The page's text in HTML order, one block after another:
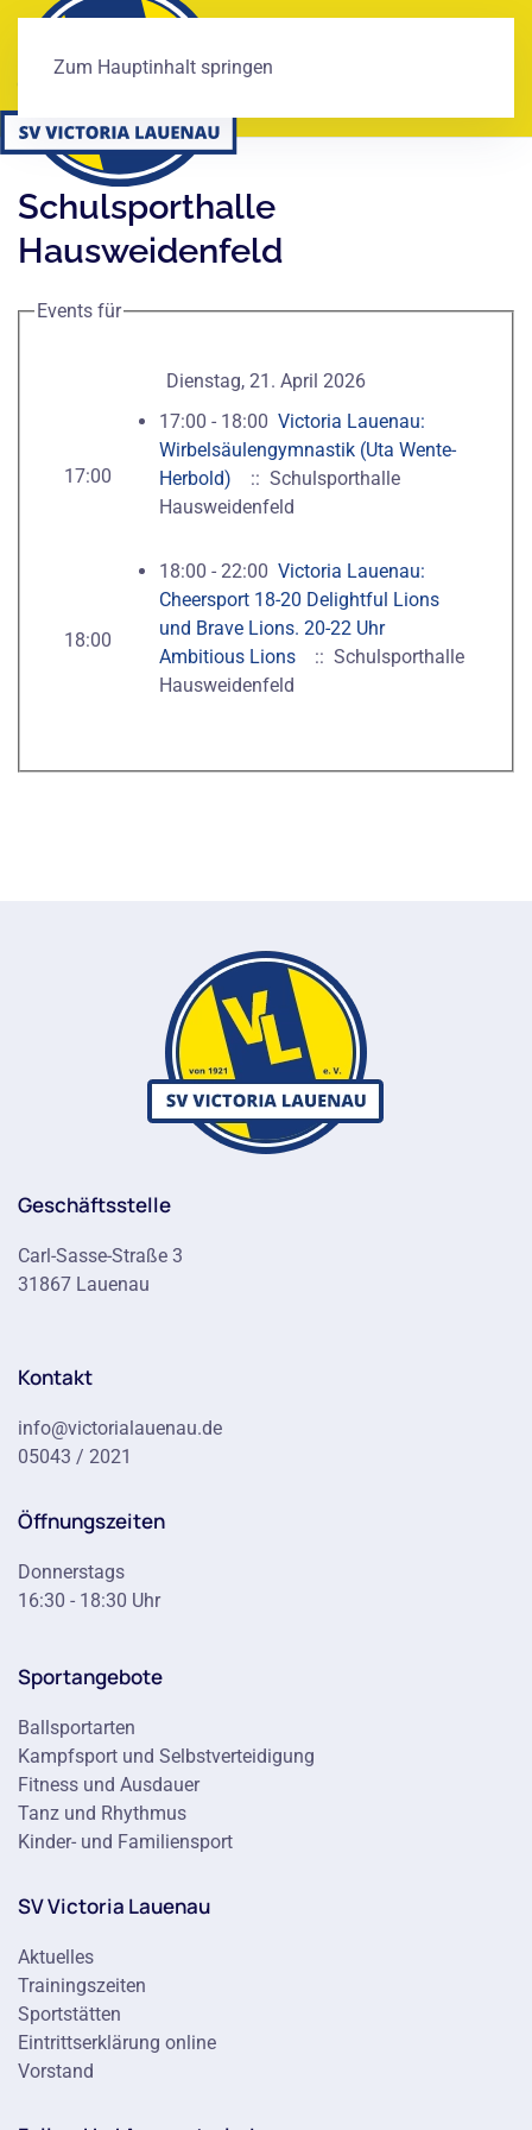
Zum Hauptinhalt springen
Schulsporthalle
Hausweidenfeld
Events für
Dienstag, 21. April 2026
17:00
17:00 - 18:00 Victoria Lauenau:
Wirbelsäulengymnastik (Uta Wente-
Herbold)
:: Schulsporthalle
Hausweidenfeld
18:00
18:00 - 22:00 Victoria Lauenau:
Cheersport 18-20 Delightful Lions
und Brave Lions. 20-22 Uhr
Ambitious Lions
:: Schulsporthalle
Hausweidenfeld
Geschäftsstelle
Carl-Sasse-Straße 3
31867 Lauenau
Kontakt
info@victorialauenau.de
05043 / 2021
Öffnungszeiten
Donnerstags
16:30 - 18:30 Uhr
Sportangebote
Ballsportarten
Kampfsport und Selbstverteidigung
Fitness und Ausdauer
Tanz und Rhythmus
Kinder- und Familiensport
SV Victoria Lauenau
Aktuelles
Trainingszeiten
Sportstätten
Eintrittserklärung online
Vorstand